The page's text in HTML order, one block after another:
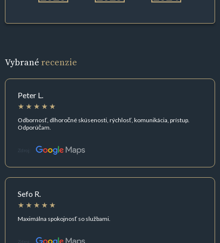
Vybrané recenzie
Peter L.
Odbornosť, dlhoročné skúsenosti, rýchlosť, komunikácia, prístup.
Odporúčam.
Zdroj:
Sefo R.
Maximálna spokojnosť so službami.
Zdroj: